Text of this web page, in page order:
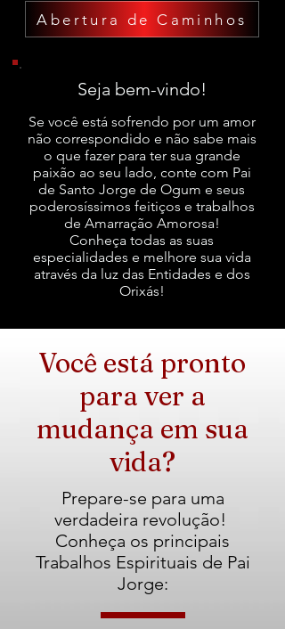
Abertura de Caminhos
Seja bem-vindo!
Se você está sofrendo por um amor
não correspondido e não sabe mais
o que fazer para ter sua grande
paixão ao seu lado, conte com Pai
de Santo Jorge de Ogum e seus
poderosíssimos feitiços e trabalhos
de Amarração Amorosa!
Conheça todas as suas
especialidades e melhore sua vida
através da luz das Entidades e dos
Orixás!
Você está pronto
para ver a
mudança em sua
vida?
Prepare-se para uma
verdadeira revolução!
Conheça os principais
Trabalhos Espirituais de Pai
Jorge: